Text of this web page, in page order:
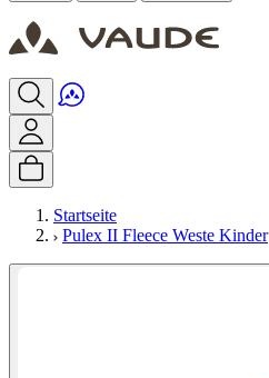
Startseite
Pulex II Fleece Weste Kinder